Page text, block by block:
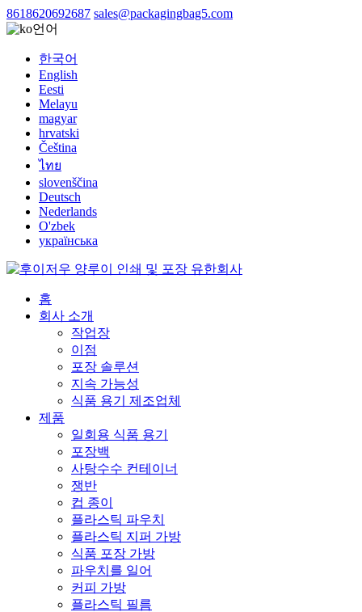
8618620692687 sales@packagingbag5.com
언어
한국어
English
Eesti
Melayu
magyar
hrvatski
Čeština
ไทย
slovenščina
Deutsch
Nederlands
O'zbek
українська
홈
회사 소개
작업장
이점
포장 솔루션
지속 가능성
식품 용기 제조업체
제품
일회용 식품 용기
포장백
사탕수수 컨테이너
쟁반
컵 종이
플라스틱 파우치
플라스틱 지퍼 가방
식품 포장 가방
파우치를 일어
커피 가방
플라스틱 필름